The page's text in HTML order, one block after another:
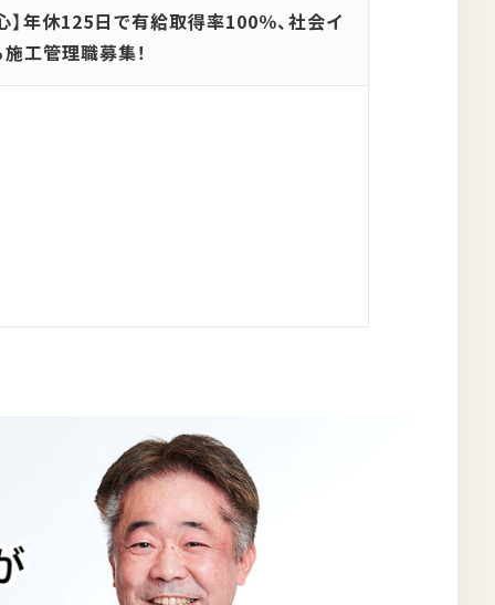
】年休125日で有給取得率100％、社会イ
工管理職募集！